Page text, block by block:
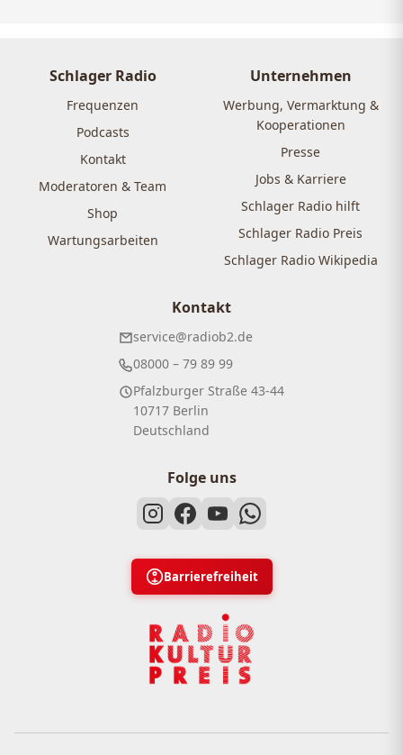
Schlager Radio
Frequenzen
Podcasts
Kontakt
Moderatoren & Team
Shop
Wartungsarbeiten
Unternehmen
Werbung, Vermarktung &
Kooperationen
Presse
Jobs & Karriere
Schlager Radio hilft
Schlager Radio Preis
Schlager Radio Wikipedia
Kontakt
service@radiob2.de
08000 – 79 89 99
Pfalzburger Straße 43-44
10717 Berlin
Deutschland
Folge uns
Barrierefreiheit